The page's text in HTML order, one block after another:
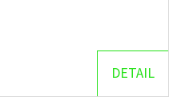
DETAIL